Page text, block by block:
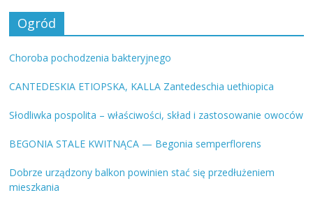
Ogród
Choroba pochodzenia bakteryjnego
CANTEDESKIA ETIOPSKA, KALLA Zantedeschia uethiopica
Słodliwka pospolita – właściwości, skład i zastosowanie owoców
BEGONIA STALE KWITNĄCA — Begonia semperflorens
Dobrze urządzony balkon powinien stać się przedłużeniem
mieszkania